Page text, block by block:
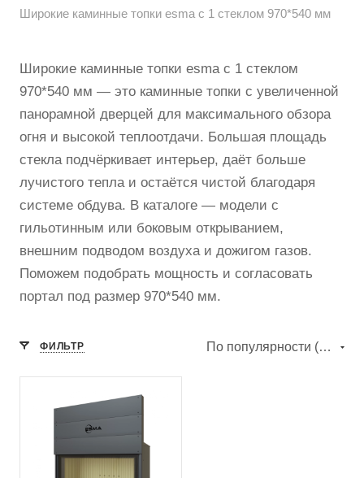
Широкие каминные топки esma с 1 стеклом 970*540 мм
Широкие каминные топки esma с 1 стеклом
970*540 мм — это каминные топки с увеличенной
панорамной дверцей для максимального обзора
огня и высокой теплоотдачи. Большая площадь
стекла подчёркивает интерьер, даёт больше
лучистого тепла и остаётся чистой благодаря
системе обдува. В каталоге — модели с
гильотинным или боковым открыванием,
внешним подводом воздуха и дожигом газов.
Поможем подобрать мощность и согласовать
портал под размер 970*540 мм.
ФИЛЬТР По популярности (убывание)